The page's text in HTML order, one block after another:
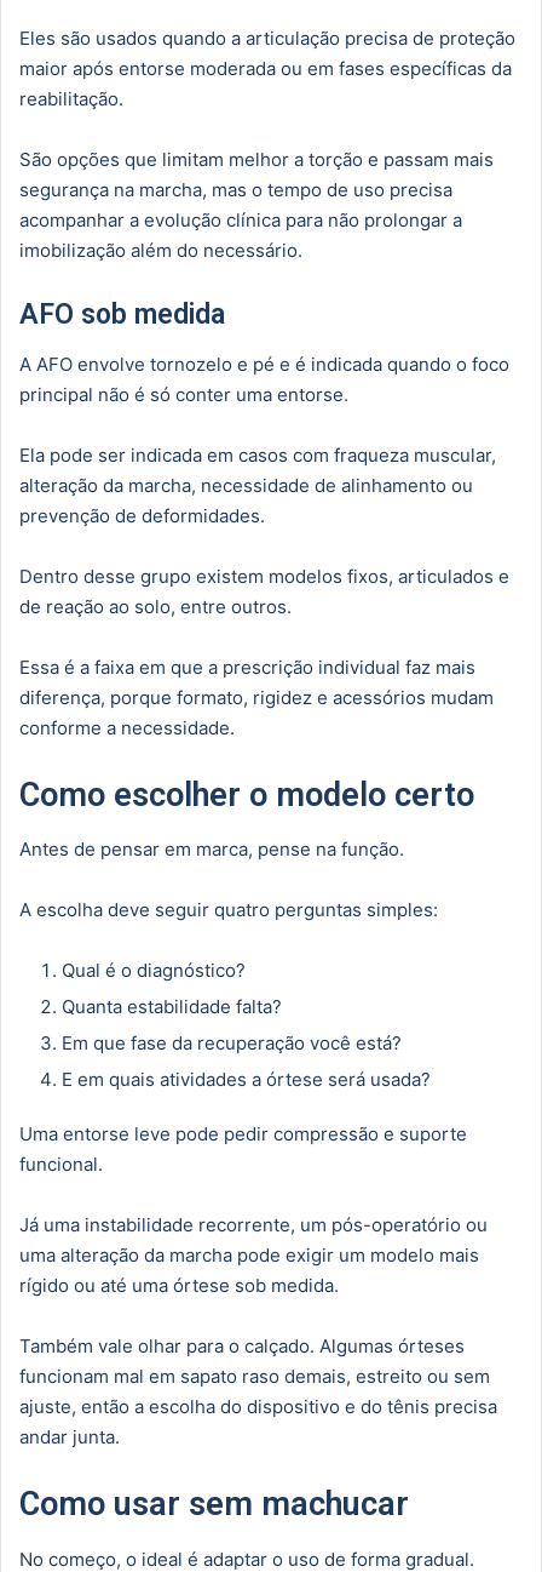
Eles são usados quando a articulação precisa de proteção
maior após entorse moderada ou em fases específicas da
reabilitação.
São opções que limitam melhor a torção e passam mais
segurança na marcha, mas o tempo de uso precisa
acompanhar a evolução clínica para não prolongar a
imobilização além do necessário.
AFO sob medida
A AFO envolve tornozelo e pé e é indicada quando o foco
principal não é só conter uma entorse.
Ela pode ser indicada em casos com fraqueza muscular,
alteração da marcha, necessidade de alinhamento ou
prevenção de deformidades.
Dentro desse grupo existem modelos fixos, articulados e
de reação ao solo, entre outros.
Essa é a faixa em que a prescrição individual faz mais
diferença, porque formato, rigidez e acessórios mudam
conforme a necessidade.
Como escolher o modelo certo
Antes de pensar em marca, pense na função.
A escolha deve seguir quatro perguntas simples:
Qual é o diagnóstico?
Quanta estabilidade falta?
Em que fase da recuperação você está?
E em quais atividades a órtese será usada?
Uma entorse leve pode pedir compressão e suporte
funcional.
Já uma instabilidade recorrente, um pós-operatório ou
uma alteração da marcha pode exigir um modelo mais
rígido ou até uma órtese sob medida.
Também vale olhar para o calçado. Algumas órteses
funcionam mal em sapato raso demais, estreito ou sem
ajuste, então a escolha do dispositivo e do tênis precisa
andar junta.
Como usar sem machucar
No começo, o ideal é adaptar o uso de forma gradual.